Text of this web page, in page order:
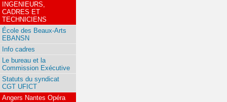
INGENIEURS,
CADRES ET
TECHNICIENS
École des Beaux-Arts
EBANSN
Info cadres
Le bureau et la
Commission Exécutive
Statuts du syndicat
CGT UFICT
Angers Nantes Opéra